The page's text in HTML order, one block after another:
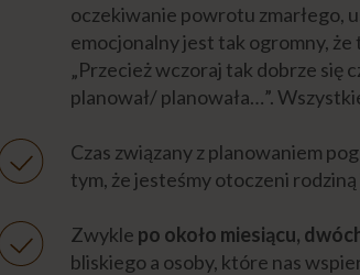
oczekiwanie powrotu zmarłego,
emocjonalny jest tak ogromny,
„Przecież wczoraj tak dobrze się
planował/ planowała…”.
Czas związany z planowaniem
tym, że jesteśmy otoczeni rodziną
Zwykle po około miesiącu,
bliskiego a osoby, które nas